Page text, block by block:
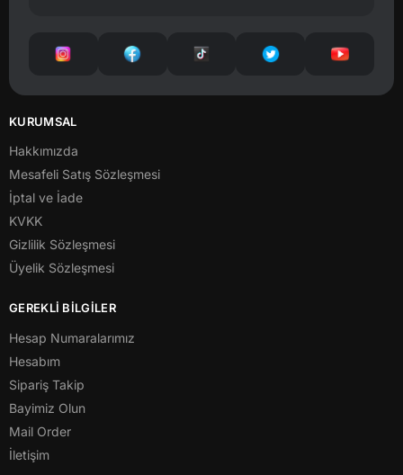
KURUMSAL
Hakkımızda
Mesafeli Satış Sözleşmesi
İptal ve İade
KVKK
Gizlilik Sözleşmesi
Üyelik Sözleşmesi
GEREKLİ BİLGİLER
Hesap Numaralarımız
Hesabım
Sipariş Takip
Bayimiz Olun
Mail Order
İletişim